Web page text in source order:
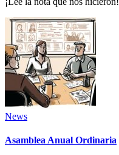
News
Asamblea Anual Ordinaria